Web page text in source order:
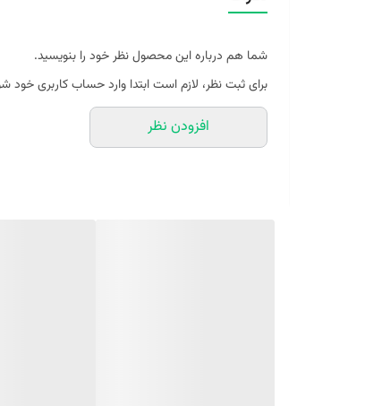
شما هم درباره این محصول نظر خود را بنویسید.
برای ثبت نظر، لازم است ابتدا وارد حساب کاربری خود
افزودن نظر